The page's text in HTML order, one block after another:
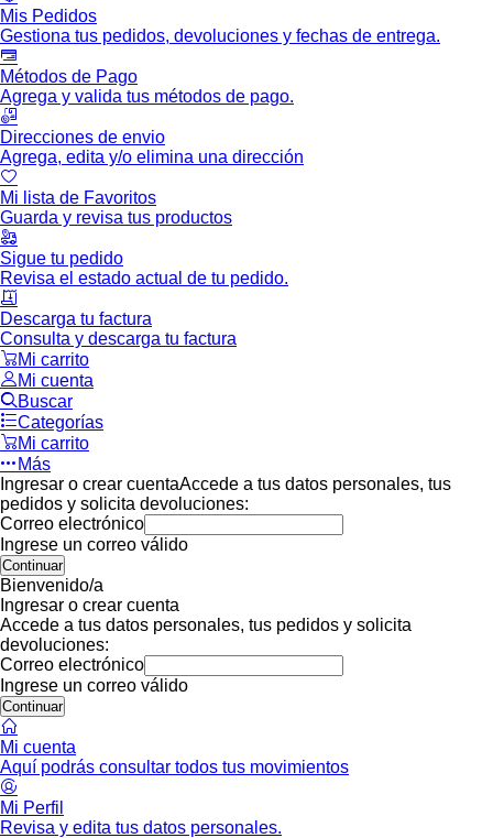
Mis Pedidos
Gestiona tus pedidos, devoluciones y fechas de entrega.
Métodos de Pago
Agrega y valida tus métodos de pago.
Direcciones de envio
Agrega, edita y/o elimina una dirección
Mi lista de Favoritos
Guarda y revisa tus productos
Sigue tu pedido
Revisa el estado actual de tu pedido.
Descarga tu factura
Consulta y descarga tu factura
Mi carrito
Mi cuenta
Buscar
Categorías
Mi carrito
Más
Ingresar o crear cuentaAccede a tus datos personales, tus
pedidos y solicita devoluciones:
Correo electrónico
Ingrese un correo válido
Continuar
Bienvenido/a
Ingresar o crear cuenta
Accede a tus datos personales, tus pedidos y solicita
devoluciones:
Correo electrónico
Ingrese un correo válido
Continuar
Mi cuenta
Aquí podrás consultar todos tus movimientos
Mi Perfil
Revisa y edita tus datos personales.